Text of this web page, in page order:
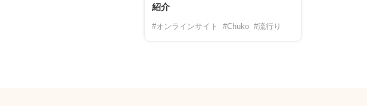
紹介
#オンラインサイト #Chuko #流行り